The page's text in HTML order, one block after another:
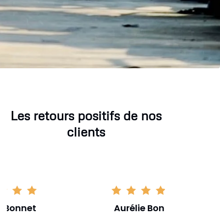
Les retours positifs de nos
clients
Aurélie Bonnet